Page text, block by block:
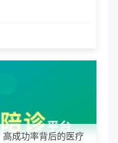
成功率背后的医疗